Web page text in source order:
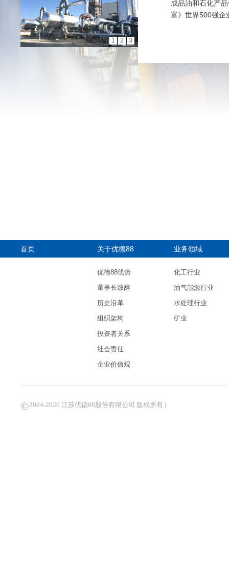
1 2 3
成品油和石化产
富》世界500强企
首页 关于优德88
优德88优势
董事长致辞
历史沿革
组织架构
投资者关系
社会责任
企业价值观
业务领域
化工行业
油气能源行业
水处理行业
矿业
©2004-2020 江苏优德88股份有限公司 版权所有 |